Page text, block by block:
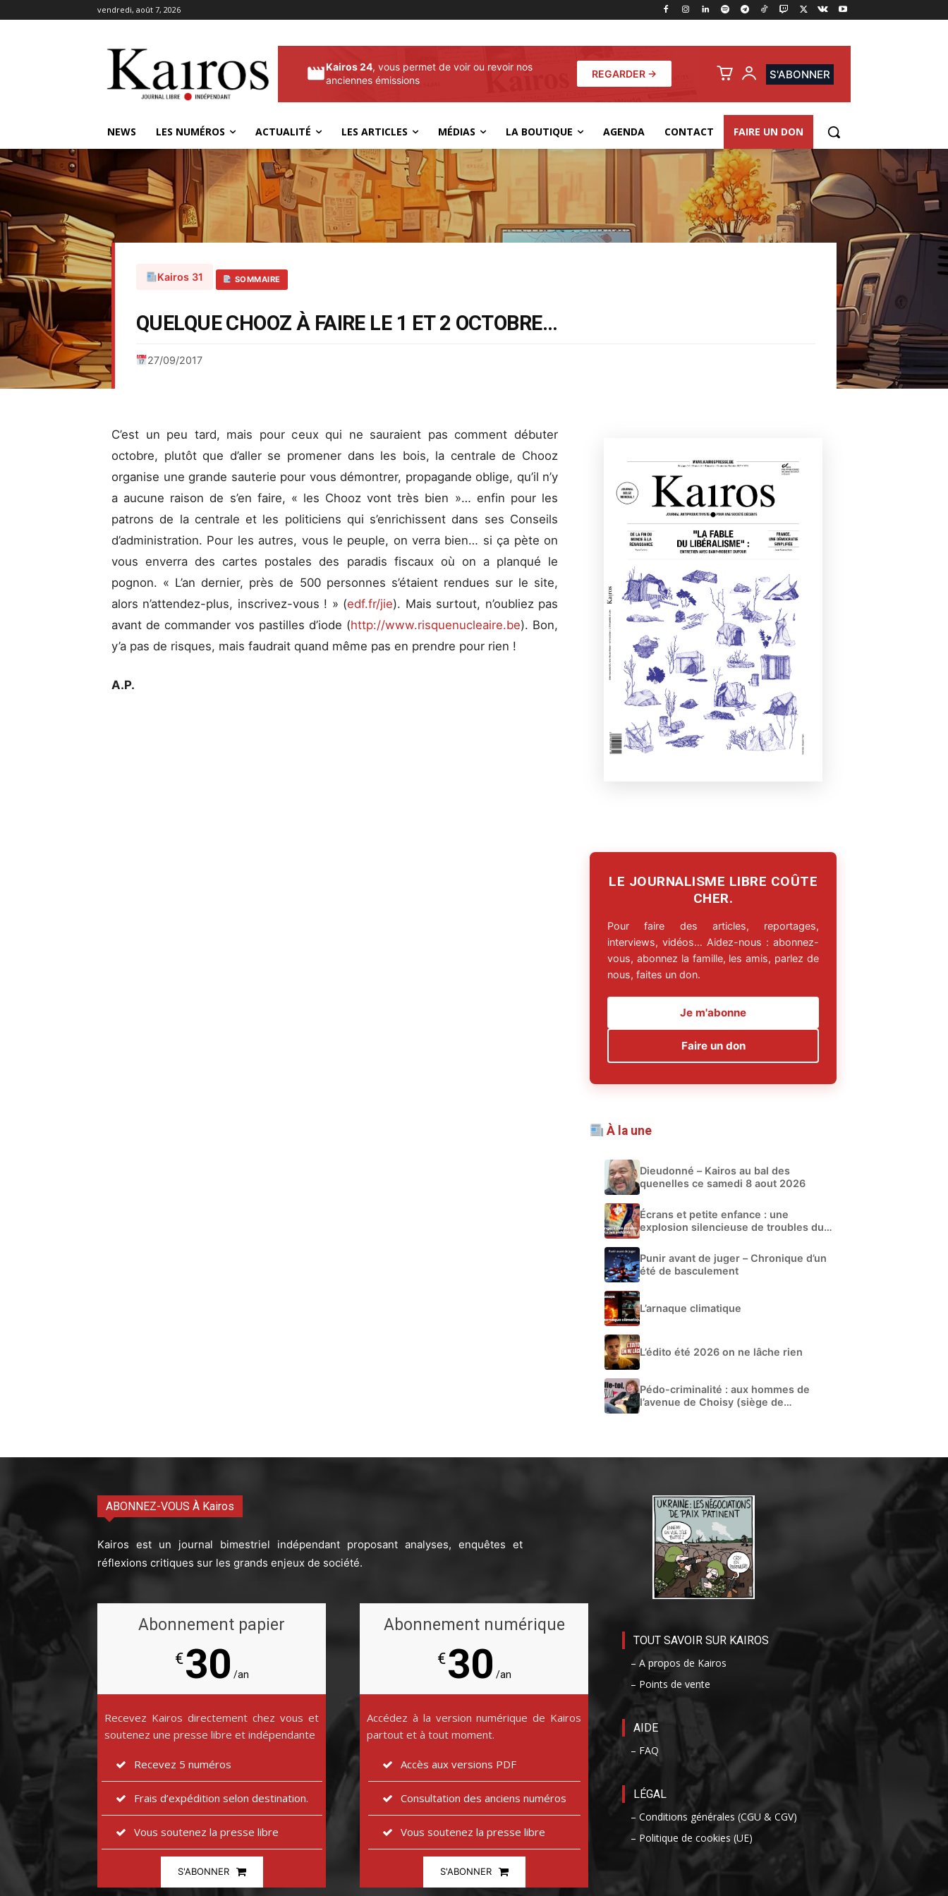
vendredi, août 7, 2026
Kairos 24, vous permet de voir ou revoir nos
anciennes émissions
REGARDER → S'ABONNER
NEWS LES NUMÉROS ACTUALITÉ LES ARTICLES MÉDIAS LA BOUTIQUE AGENDA CONTACT FAIRE UN DON
Kairos 31 SOMMAIRE
QUELQUE CHOOZ À FAIRE LE 1 ET 2 OCTOBRE…
27/09/2017
C’est un peu tard, mais pour ceux qui ne sauraient pas comment débuter
octobre, plutôt que d’aller se promener dans les bois, la centrale de Chooz
organise une grande sauterie pour vous démontrer, propagande oblige, qu’il n’y
a aucune raison de s’en faire, « les Chooz vont très bien »… enfin pour les
patrons de la centrale et les politiciens qui s’enrichissent dans ses Conseils
d’administration. Pour les autres, vous le peuple, on verra bien… si ça pète on
vous enverra des cartes postales des paradis fiscaux où on a planqué le
pognon. « L’an dernier, près de 500 personnes s’étaient rendues sur le site,
alors n’attendez-plus, inscrivez-vous ! » (edf.fr/jie). Mais surtout, n’oubliez pas
avant de commander vos pastilles d’iode (http://www.risquenucleaire.be). Bon,
y’a pas de risques, mais faudrait quand même pas en prendre pour rien !
A.P.
LE JOURNALISME LIBRE COÛTE
CHER.
Pour faire des articles, reportages,
interviews, vidéos… Aidez-nous : abonnez-
vous, abonnez la famille, les amis, parlez de
nous, faites un don.
Je m'abonne
Faire un don
À la une
Dieudonné – Kairos au bal des
quenelles ce samedi 8 aout 2026
Écrans et petite enfance : une
explosion silencieuse de troubles du
Punir avant de juger – Chronique d’un
été de basculement
L’arnaque climatique
L’édito été 2026 on ne lâche rien
Pédo-criminalité : aux hommes de
l’avenue de Choisy (siège de
ABONNEZ-VOUS À Kairos
Kairos est un journal bimestriel indépendant proposant analyses, enquêtes et
réflexions critiques sur les grands enjeux de société.
Abonnement papier
€30 /an
Recevez Kairos directement chez vous et
soutenez une presse libre et indépendante
Recevez 5 numéros
Frais d’expédition selon destination.
Vous soutenez la presse libre
S'ABONNER
Abonnement numérique
€30 /an
Accédez à la version numérique de Kairos
partout et à tout moment.
Accès aux versions PDF
Consultation des anciens numéros
Vous soutenez la presse libre
S'ABONNER
TOUT SAVOIR SUR KAIROS
– A propos de Kairos
– Points de vente
AIDE
– FAQ
LÉGAL
– Conditions générales (CGU & CGV)
– Politique de cookies (UE)